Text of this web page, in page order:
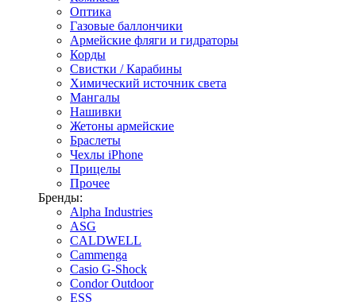
Оптика
Газовые баллончики
Армейские фляги и гидраторы
Корды
Свистки / Карабины
Химический источник света
Мангалы
Нашивки
Жетоны армейские
Браслеты
Чехлы iPhone
Прицелы
Прочее
Бренды:
Alpha Industries
ASG
CALDWELL
Cammenga
Casio G-Shock
Condor Outdoor
ESS